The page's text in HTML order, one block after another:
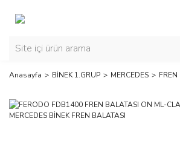
Anasayfa BİNEK 1.GRUP MERCEDES FREN